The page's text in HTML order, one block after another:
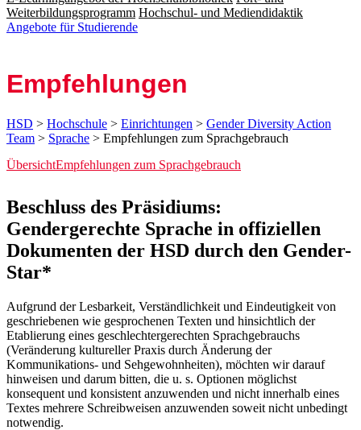
Weiterbildungsprogramm Hochschul- und Mediendidaktik
Angebote für Studierende
Empfehlungen
HSD > Hochschule > Einrichtungen > Gender Diversity Action
Team > Sprache > Empfehlungen zum Sprachgebrauch
ÜbersichtEmpfehlungen zum Sprachgebrauch
Beschluss des Präsidiums:
Gendergerechte Sprache in offiziellen
Dokumenten der HSD durch den Gender-
Star*
​​Aufgrund der​​ Lesbarkeit, Verständlichkeit und Eindeutigkeit von
geschriebenen wie gesprochenen Texten und hinsichtlich der
Etablierung eines geschlechtergerechten Sprachgebrauchs
(Veränderung kultureller Praxis durch Änderung der
Kommunikations- und Sehgewohnheiten), möchten wir darauf
hinweisen und darum bitten, die u. s. Optionen möglichst
konsequent und konsistent anzuwenden und nicht innerhalb eines
Textes mehrere Schreibweisen anzuwenden soweit nicht unbedingt
notwendig.